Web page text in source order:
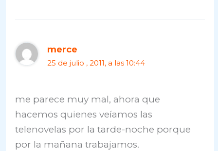
merce
25 de julio , 2011, a las 10:44
me parece muy mal, ahora que
hacemos quienes veíamos las
telenovelas por la tarde-noche porque
por la mañana trabajamos.